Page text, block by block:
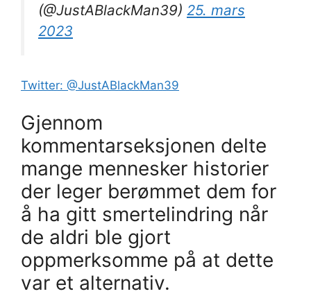
(@JustABlackMan39) 25. mars
2023
Twitter: @JustABlackMan39
Gjennom
kommentarseksjonen delte
mange mennesker historier
der leger berømmet dem for
å ha gitt smertelindring når
de aldri ble gjort
oppmerksomme på at dette
var et alternativ.